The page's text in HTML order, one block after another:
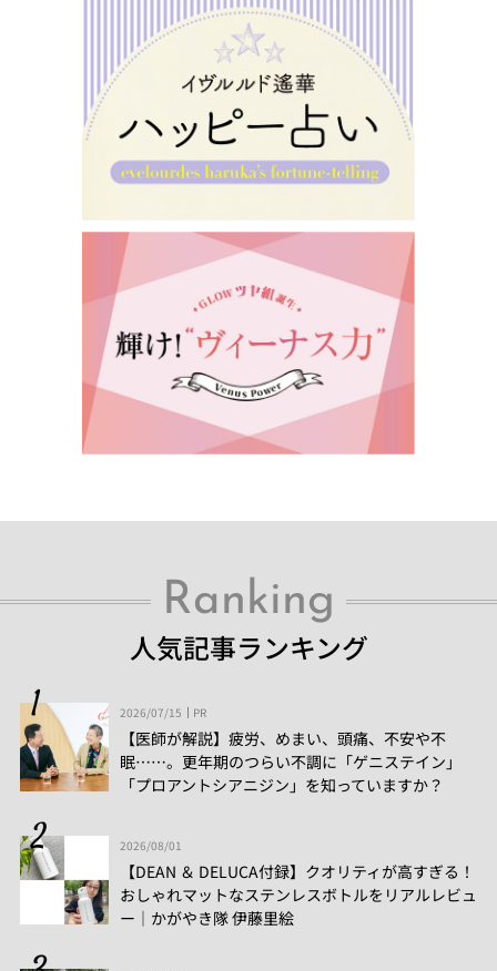
Ranking
人気記事ランキング
2026/07/15 PR
【医師が解説】疲労、めまい、頭痛、不安や不
眠……。更年期のつらい不調に「ゲニステイン」
「プロアントシアニジン」を知っていますか？
2026/08/01
【DEAN ＆ DELUCA付録】クオリティが高すぎる！
おしゃれマットなステンレスボトルをリアルレビュ
ー│かがやき隊 伊藤里絵